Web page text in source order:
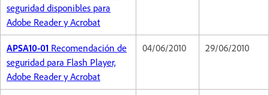
seguridad disponibles para
Adobe Reader y Acrobat
APSA10-01 Recomendación de
seguridad para Flash Player,
Adobe Reader y Acrobat
04/06/2010 29/06/2010